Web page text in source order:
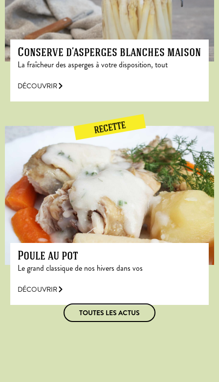
Conserve d’asperges blanches maison
La fraîcheur des asperges à votre disposition, tout
DÉCOUVRIR
RECETTE
Poule au pot
Le grand classique de nos hivers dans vos
DÉCOUVRIR
TOUTES LES ACTUS